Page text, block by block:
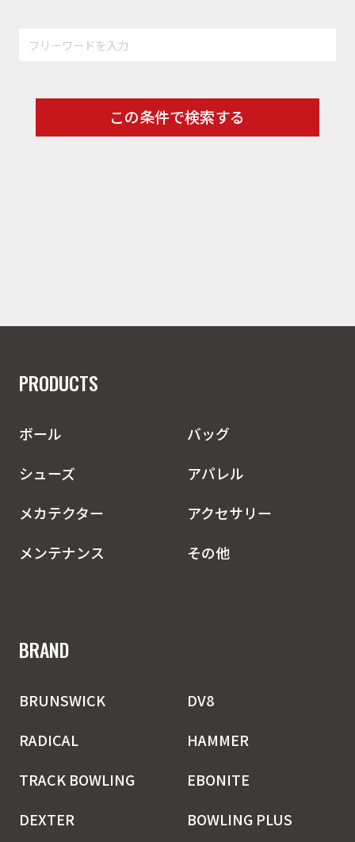
この条件で検索する
PRODUCTS
ボール
バッグ
シューズ
アパレル
メカテクター
アクセサリー
メンテナンス
その他
BRAND
BRUNSWICK
DV8
RADICAL
HAMMER
TRACK BOWLING
EBONITE
DEXTER
BOWLING PLUS